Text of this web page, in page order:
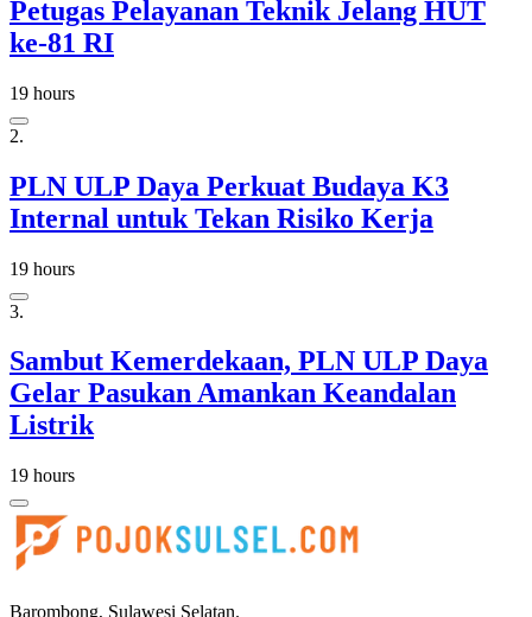
Petugas Pelayanan Teknik Jelang HUT
ke-81 RI
19 hours
2.
PLN ULP Daya Perkuat Budaya K3
Internal untuk Tekan Risiko Kerja
19 hours
3.
Sambut Kemerdekaan, PLN ULP Daya
Gelar Pasukan Amankan Keandalan
Listrik
19 hours
Barombong, Sulawesi Selatan.